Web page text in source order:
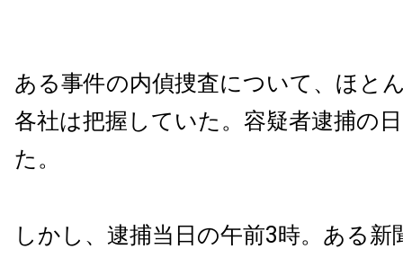
ある事件の内偵捜査について、ほと
各社は把握していた。容疑者逮捕の
た。
しかし、逮捕当日の午前3時。ある新